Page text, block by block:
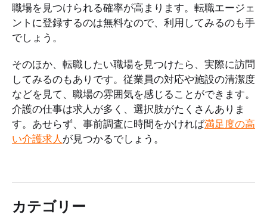
職場を見つけられる確率が高まります。転職エージェ
ントに登録するのは無料なので、利用してみるのも手
でしょう。
そのほか、転職したい職場を見つけたら、実際に訪問
してみるのもありです。従業員の対応や施設の清潔度
などを見て、職場の雰囲気を感じることができます。
介護の仕事は求人が多く、選択肢がたくさんありま
す。あせらず、事前調査に時間をかければ満足度の高
い介護求人 が見つかるでしょう。
カテゴリー